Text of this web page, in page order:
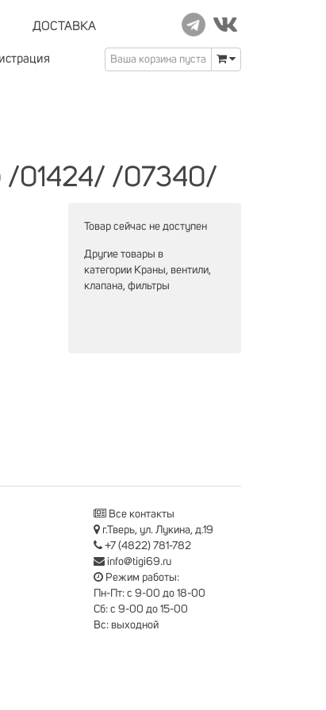
ДОСТАВКА
Ваша корзина пуста
/01424/ /07340/
Товар сейчас не доступен
Другие товары в
категории Краны, вентили,
клапана, фильтры
Все контакты
г.Тверь, ул. Лукина, д.19
+7 (4822) 781-782
info@tigi69.ru
Режим работы:
Пн-Пт: с 9-00 до 18-00
Сб: с 9-00 до 15-00
Вс: выходной